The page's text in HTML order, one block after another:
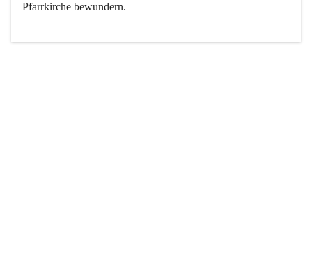
Pfarrkirche bewundern.
Der Weinbau dominert heute nicht mehr, ist aber integrativer